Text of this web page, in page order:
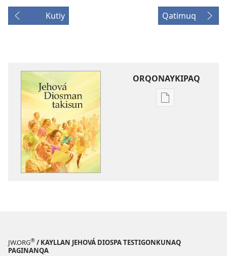
Kutiy Qatimuq
ORQONAYKIPAQ
Kaypi
JW.ORG® / KAYLLAN JEHOVÁ DIOSPA TESTIGONKUNAQ
PAGINANQA